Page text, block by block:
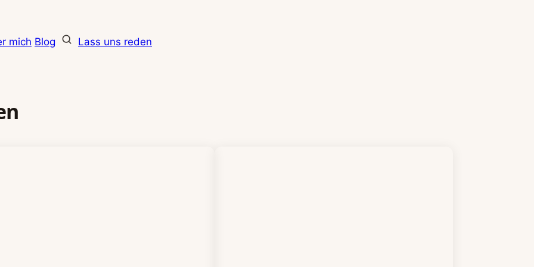
mich Blog Lass uns reden